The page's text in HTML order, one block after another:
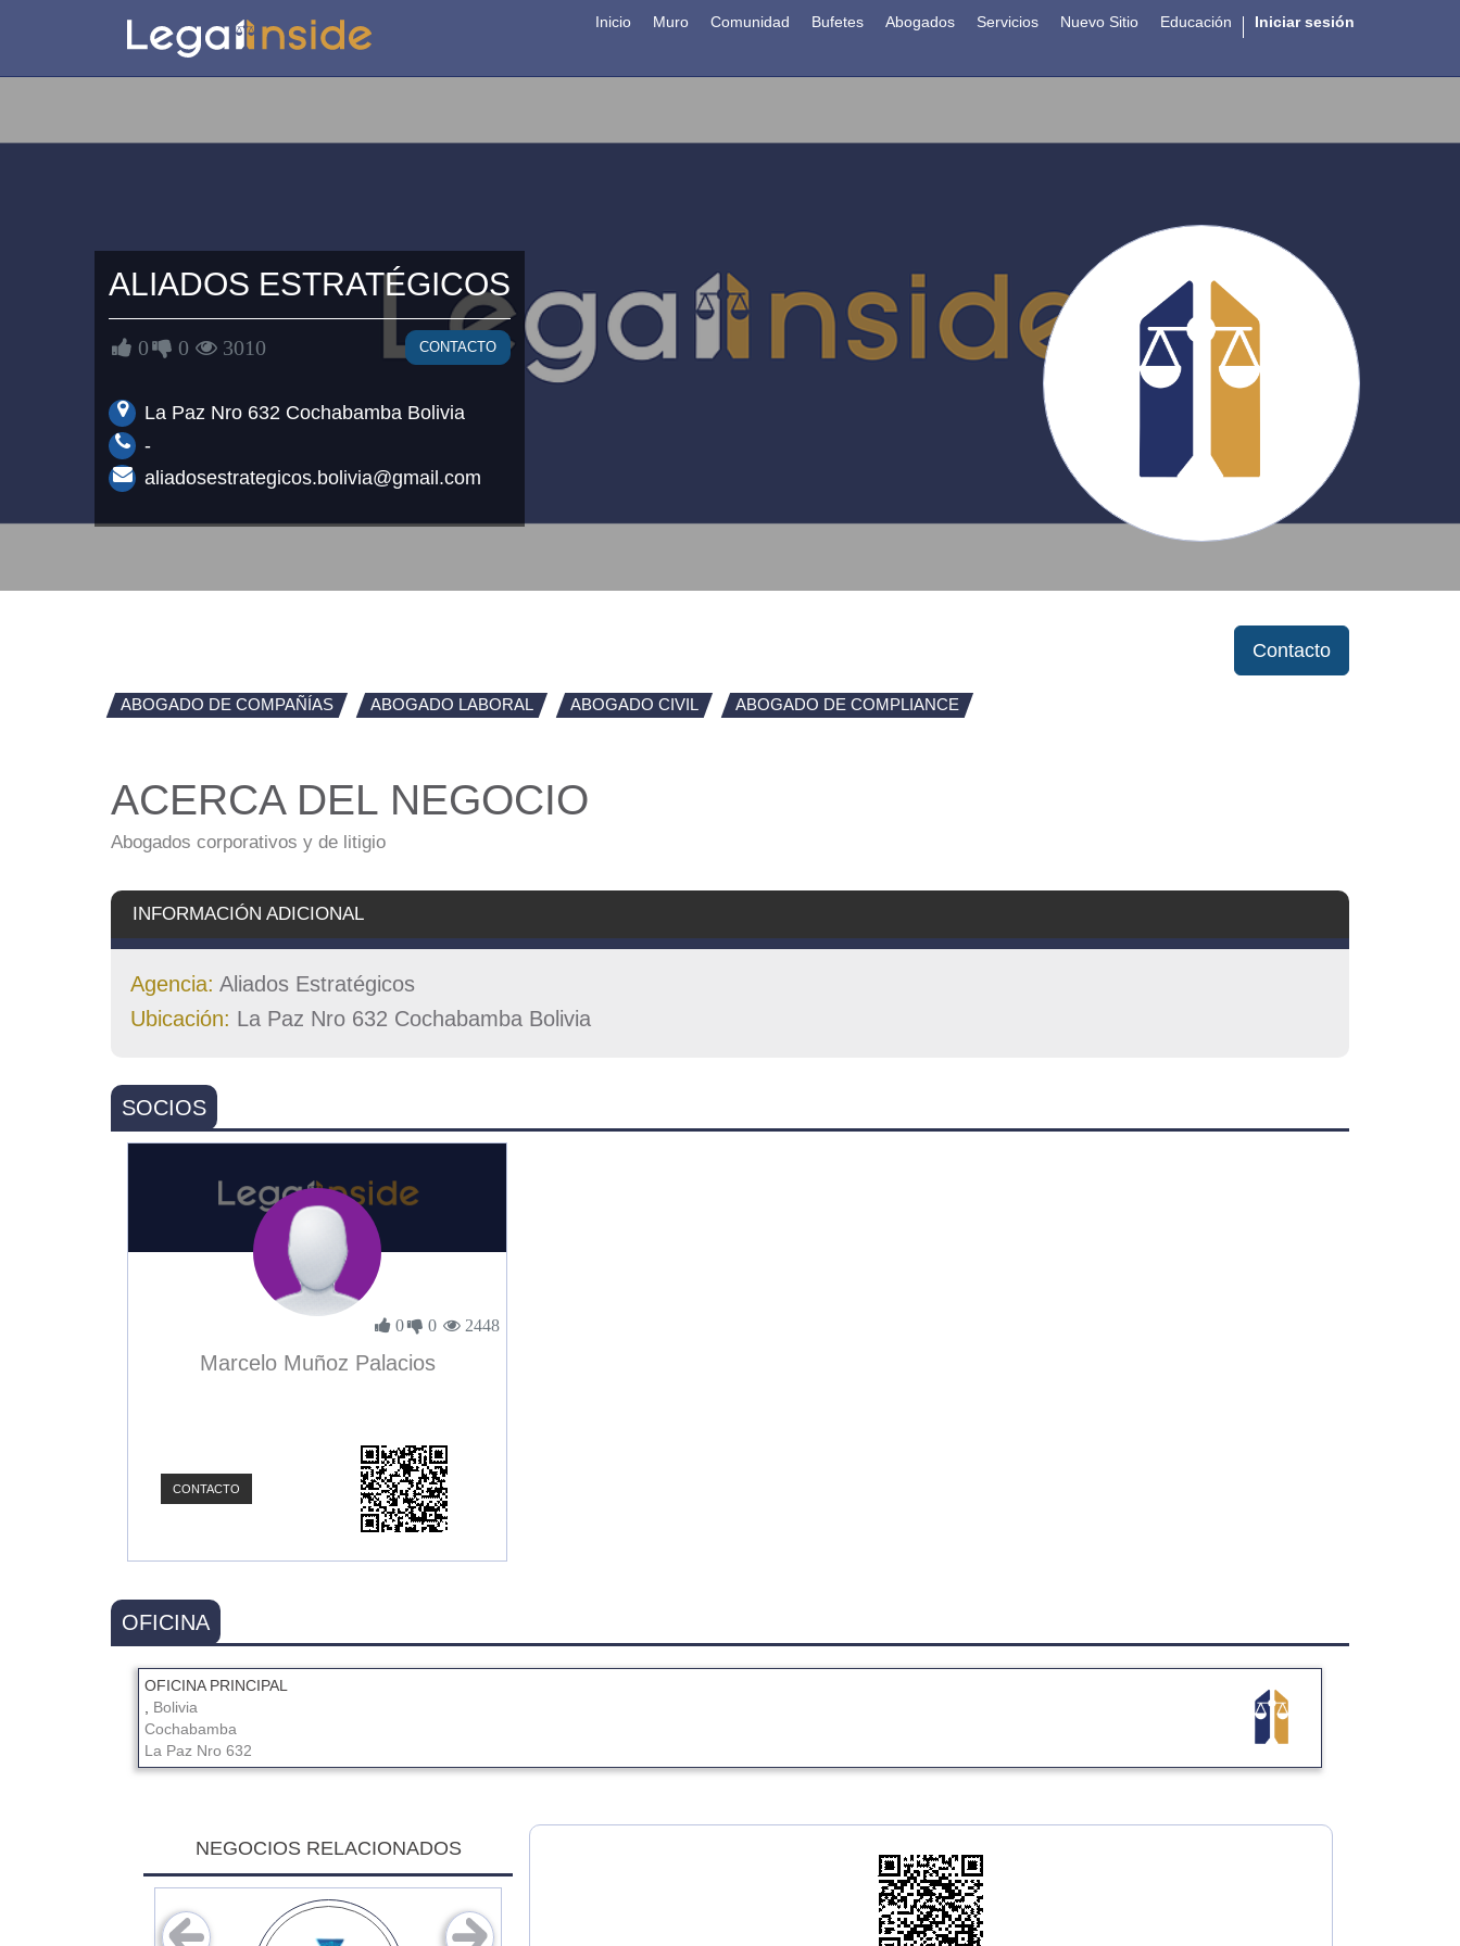
Inicio Muro Comunidad Bufetes Abogados Servicios Nuevo Sitio Educación Iniciar sesión
ALIADOS ESTRATÉGICOS
0 0 3010 CONTACTO
La Paz Nro 632 Cochabamba Bolivia
-
aliadosestrategicos.bolivia@gmail.com
Contacto
ABOGADO DE COMPAÑÍAS ABOGADO LABORAL ABOGADO CIVIL ABOGADO DE COMPLIANCE
ACERCA DEL NEGOCIO
Abogados corporativos y de litigio
INFORMACIÓN ADICIONAL
Agencia: Aliados Estratégicos
Ubicación: La Paz Nro 632 Cochabamba Bolivia
SOCIOS
0 0 2448
Marcelo Muñoz Palacios
CONTACTO
OFICINA
OFICINA PRINCIPAL
Bolivia
Cochabamba
La Paz Nro 632
NEGOCIOS RELACIONADOS